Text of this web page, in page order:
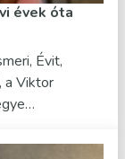
évek óta
Évit,
a Viktor